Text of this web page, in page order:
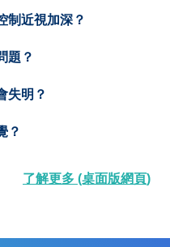
制近視加深？
題？
失明？
？
了解更多 (桌面版網頁)